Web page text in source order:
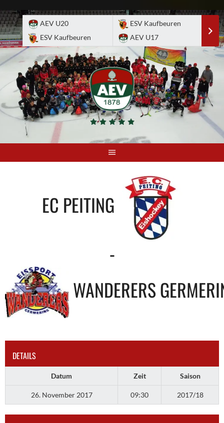
to
content
AEV U20
ESV Kaufbeuren
ESV Kaufbeuren
AEV U17
EC PEITING
-
WANDERERS
DETAILS
Datum Zeit Saison
26. November 2017 09:30 2017/18